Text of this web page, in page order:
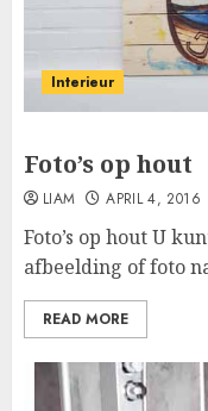
Interieur
Foto’s op hout
LIAM APRIL 4, 2016
Foto’s op hout U
afbeelding of foto
READ MORE